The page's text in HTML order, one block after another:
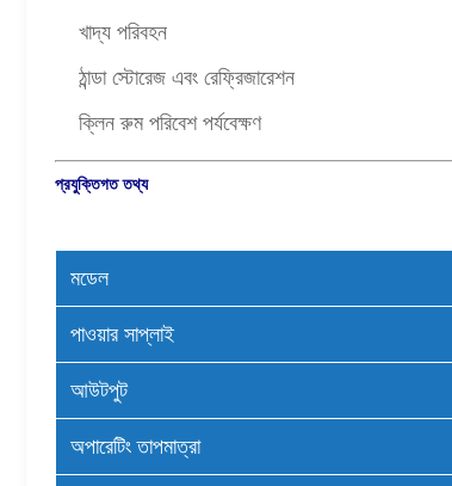
খাদ্য পরিবহন
ঠান্ডা স্টোরেজ এবং রেফ্রিজারেশন
ক্লিন রুম পরিবেশ পর্যবেক্ষণ
প্রযুক্তিগত তথ্য
মডেল
পাওয়ার সাপ্লাই
আউটপুট
অপারেটিং তাপমাত্রা